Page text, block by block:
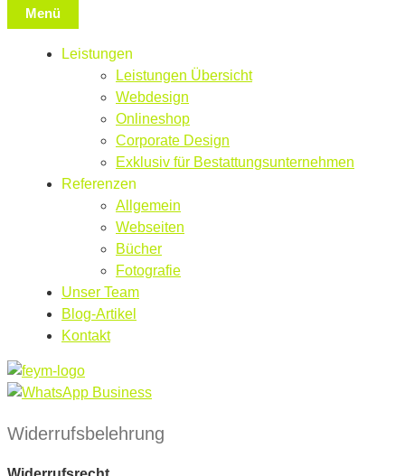
Menü
Leistungen
Leistungen Übersicht
Webdesign
Onlineshop
Corporate Design
Exklusiv für Bestattungsunternehmen
Referenzen
Allgemein
Webseiten
Bücher
Fotografie
Unser Team
Blog-Artikel
Kontakt
Widerrufsbelehrung